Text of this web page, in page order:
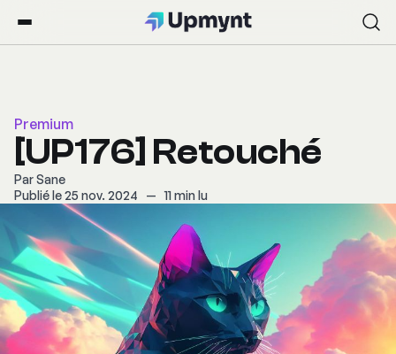
Premium
[UP176] Retouché
ParSane
Publié le 25 nov. 2024
— 11 min lu